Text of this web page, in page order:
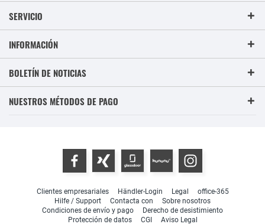
SERVICIO
INFORMACIÓN
BOLETÍN DE NOTICIAS
NUESTROS MÉTODOS DE PAGO
Clientes empresariales Händler-Login Legal
office-365
Hilfe / Support
Contacta con
Sobre nosotros
Condiciones de envío y pago
Derecho de desistimiento
Protección de datos
CGI Aviso Legal